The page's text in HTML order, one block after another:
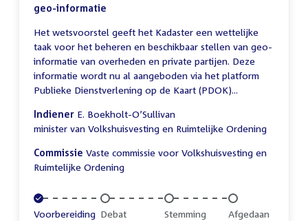
geo-informatie
Het wetsvoorstel geeft het Kadaster een wettelijke
taak voor het beheren en beschikbaar stellen van geo-
informatie van overheden en private partijen. Deze
informatie wordt nu al aangeboden via het platform
Publieke Dienstverlening op de Kaart (PDOK)...
Indiener E. Boekholt-O’Sullivan
minister van Volkshuisvesting en Ruimtelijke Ordening
Commissie Vaste commissie voor Volkshuisvesting en
Ruimtelijke Ordening
Voltooid:
Voorbereiding Onvoltooid:
Debat Onvoltooid:
Stemming Onvoltooid:
Afgedaan